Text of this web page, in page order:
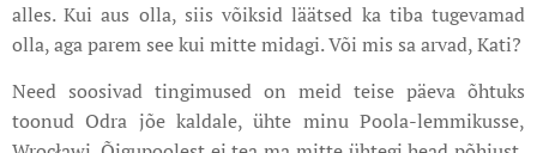
alles. Kui aus olla, siis võiksid läätsed ka tiba tugevamad
olla, aga parem see kui mitte midagi. Või mis sa arvad, Kati?
Need soosivad tingimused on meid teise päeva õhtuks
toonud Odra jõe kaldale, ühte minu Poola-lemmikusse,